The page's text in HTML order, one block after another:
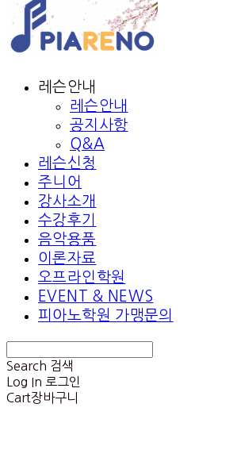
레슨안내
레슨안내
공지사항
Q&A
레슨신청
주니어
강사소개
수강후기
음악용품
이론자료
오프라인학원
EVENT & NEWS
피아노학원 가맹문의
Search 검색
Log In 로그인
Cart장바구니